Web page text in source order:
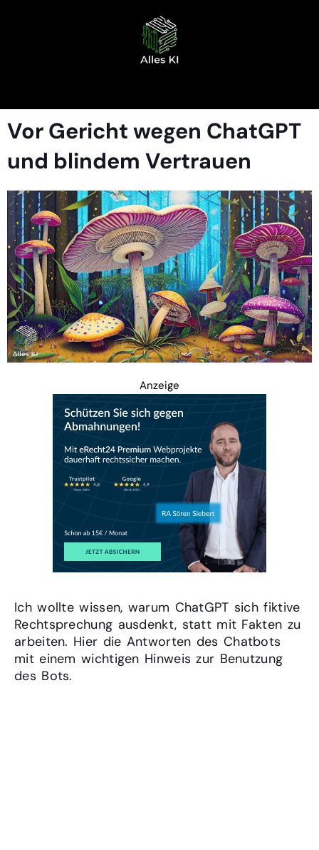
Vor Gericht wegen ChatGPT
und blindem Vertrauen
Anzeige
Ich wollte wissen, warum ChatGPT sich fiktive
Rechtsprechung ausdenkt, statt mit Fakten zu
arbeiten. Hier die Antworten des Chatbots
mit einem wichtigen Hinweis zur Benutzung
des Bots.